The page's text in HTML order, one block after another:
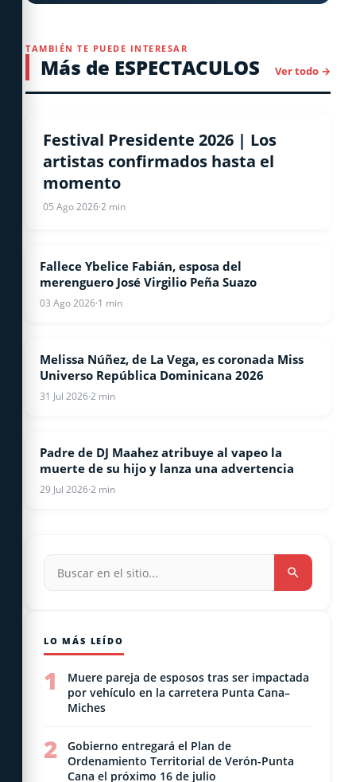
TAMBIÉN TE PUEDE INTERESAR
Más de ESPECTACULOS Ver todo →
ESPECTACULOS
Festival Presidente 2026 | Los
artistas confirmados hasta el
momento
05 Ago 2026·2 min
ESPECTACULOS
Fallece Ybelice Fabián, esposa del
merenguero José Virgilio Peña Suazo
03 Ago 2026·1 min
ESPECTACULOS
Melissa Núñez, de La Vega, es coronada Miss
Universo República Dominicana 2026
31 Jul 2026·2 min
ESPECTACULOS
Padre de DJ Maahez atribuye al vapeo la
muerte de su hijo y lanza una advertencia
29 Jul 2026·2 min
LO MÁS LEÍDO
1
Muere pareja de esposos tras ser impactada
por vehículo en la carretera Punta Cana–
Miches
2
Gobierno entregará el Plan de
Ordenamiento Territorial de Verón-Punta
Cana el próximo 16 de julio